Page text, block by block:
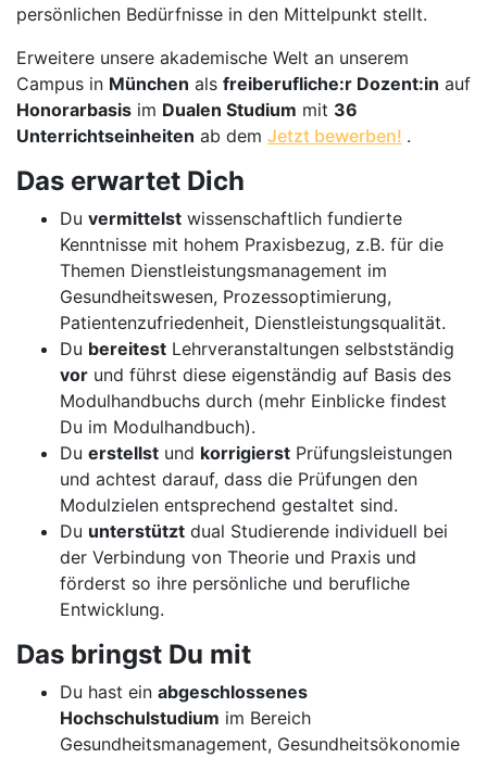
persönlichen Bedürfnisse in den Mittelpunkt stellt.
Erweitere unsere akademische Welt an unserem
Campus in München als freiberufliche:r Dozent:in auf
Honorarbasis im Dualen Studium mit 36
Unterrichtseinheiten ab dem Jetzt bewerben! .
Das erwartet Dich
Du vermittelst wissenschaftlich fundierte
Kenntnisse mit hohem Praxisbezug, z.B. für die
Themen Dienstleistungsmanagement im
Gesundheitswesen, Prozessoptimierung,
Patientenzufriedenheit, Dienstleistungsqualität.
Du bereitest Lehrveranstaltungen selbstständig
vor und führst diese eigenständig auf Basis des
Modulhandbuchs durch (mehr Einblicke findest
Du im Modulhandbuch).
Du erstellst und korrigierst Prüfungsleistungen
und achtest darauf, dass die Prüfungen den
Modulzielen entsprechend gestaltet sind.
Du unterstützt dual Studierende individuell bei
der Verbindung von Theorie und Praxis und
förderst so ihre persönliche und berufliche
Entwicklung.
Das bringst Du mit
Du hast ein abgeschlossenes
Hochschulstudium im Bereich
Gesundheitsmanagement, Gesundheitsökonomie